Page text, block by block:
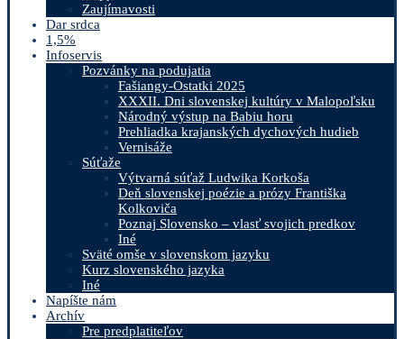
Zaujímavosti
Dar srdca
1,5%
Infoservis
Pozvánky na podujatia
Fašiangy-Ostatki 2025
XXXII. Dni slovenskej kultúry v Malopoľsku
Národný výstup na Babiu horu
Prehliadka krajanských dychových hudieb
Vernisáže
Súťaže
Výtvarná súťaž Ludwika Korkoša
Deň slovenskej poézie a prózy Františka
Kolkoviča
Poznaj Slovensko – vlasť svojich predkov
Iné
Sväté omše v slovenskom jazyku
Kurz slovenského jazyka
Iné
Napíšte nám
Archív
Pre predplatiteľov